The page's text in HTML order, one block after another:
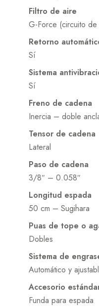
Filtro de aire
G-Force (circuito
Retorno
Sí
Sistema
Sí
Freno de cadena
Inercia – doble
Tensor de cadena
Lateral
Paso de cadena
3/8″ – 0.058″
Longitud espada
50 cm – Sugihara
Puas de tope o
Dobles
Sistema de
Automático y
Accesorio
Funda para espada